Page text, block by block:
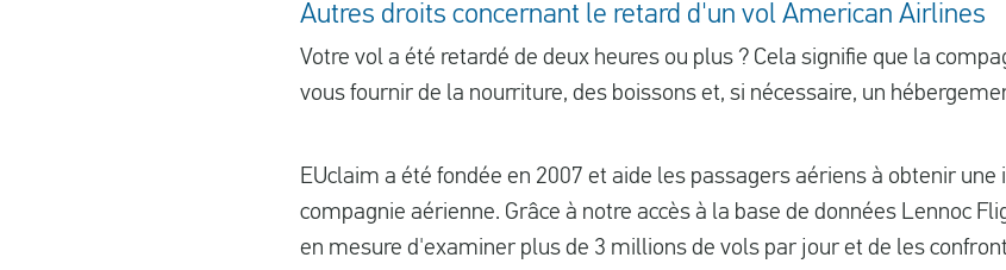
Autres droits concernant le retard d'un vol American Airlines
Votre vol a été retardé de deux heures ou plus ? Cela signifie que la
vous fournir de la nourriture, des boissons et, si nécessaire, un
EUclaim a été fondée en 2007 et aide les passagers aériens à obtenir
compagnie aérienne. Grâce à notre accès à la base de données Lennoc
en mesure d'examiner plus de 3 millions de vols par jour et de les